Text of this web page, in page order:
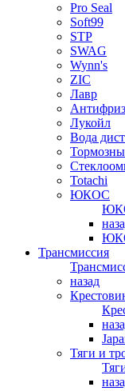
Pro Seal
Soft99
STP
SWAG
Wynn's
ZIC
Лавр
Лукойл
Вода
Totachi
ЮКОС
Трансмиссия
назад
Тяги и